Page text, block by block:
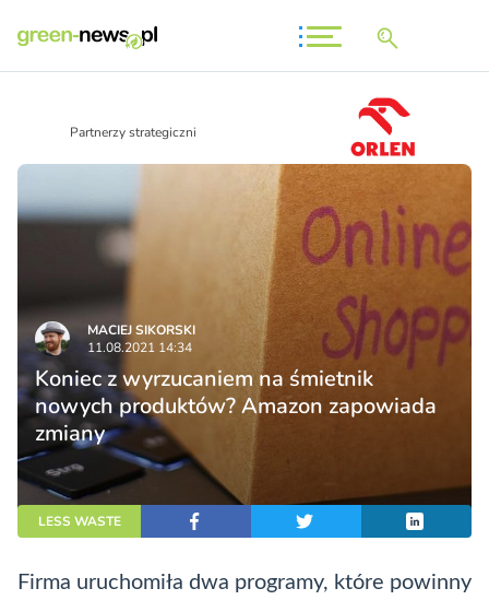
Partnerzy strategiczni
MACIEJ SIKORSKI
11.08.2021 14:34
Koniec z wyrzucaniem na śmietnik
nowych produktów? Amazon zapowiada
zmiany
LESS WASTE
Firma uruchomiła dwa programy, które powinny